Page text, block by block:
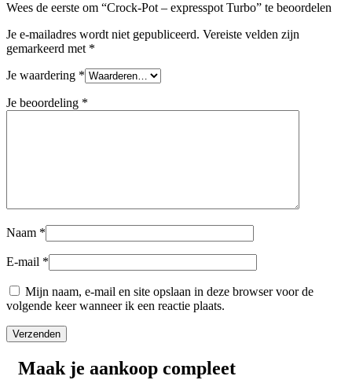
Wees de eerste om “Crock-Pot – expresspot Turbo” te beoordelen
Je e-mailadres wordt niet gepubliceerd. Vereiste velden zijn
gemarkeerd met *
Je waardering *
Je beoordeling *
Naam *
E-mail *
Mijn naam, e-mail en site opslaan in deze browser voor de
volgende keer wanneer ik een reactie plaats.
Maak je aankoop compleet